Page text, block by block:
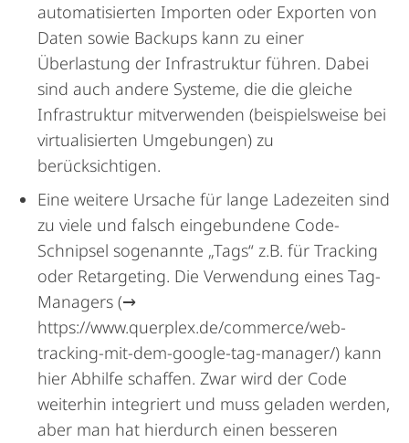
automatisierten Importen oder Exporten von
Daten sowie Backups kann zu einer
Überlastung der Infrastruktur führen. Dabei
sind auch andere Systeme, die die gleiche
Infrastruktur mitverwenden (beispielsweise bei
virtualisierten Umgebungen) zu
berücksichtigen.
Eine weitere Ursache für lange Ladezeiten sind
zu viele und falsch eingebundene Code-
Schnipsel sogenannte „Tags“ z.B. für Tracking
oder Retargeting. Die Verwendung eines Tag-
Managers (→
https://www.querplex.de/commerce/web-
tracking-mit-dem-google-tag-manager/) kann
hier Abhilfe schaffen. Zwar wird der Code
weiterhin integriert und muss geladen werden,
aber man hat hierdurch einen besseren